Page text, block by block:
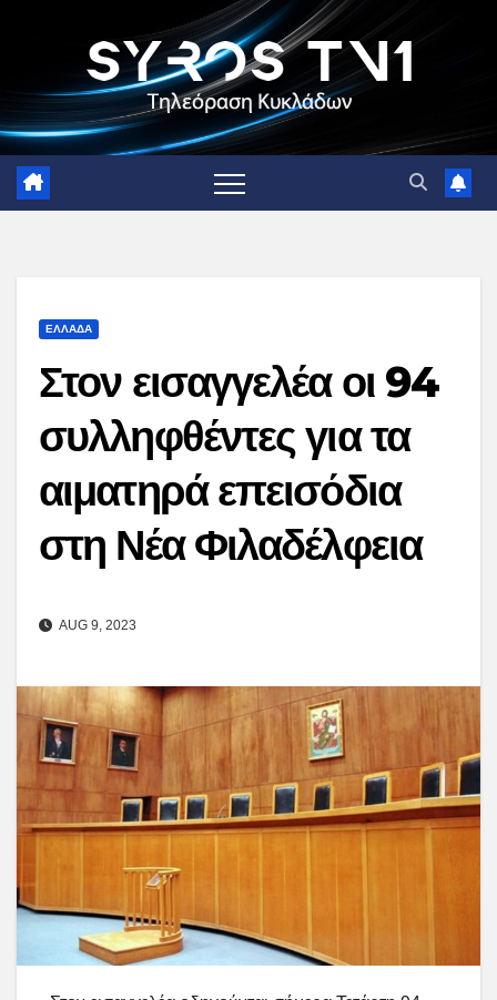
ΕΛΛΑΔΑ
Στον εισαγγελέα οι 94
συλληφθέντες για τα
αιματηρά επεισόδια
στη Νέα Φιλαδέλφεια
AUG 9, 2023